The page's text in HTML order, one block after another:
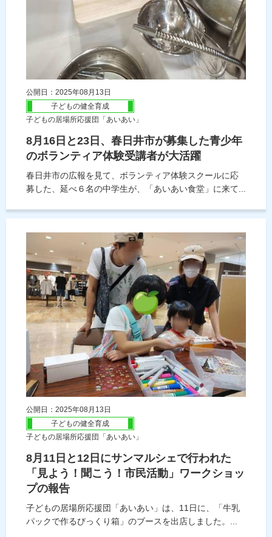
公開日：2025年08月13日
子どもの健全育成
子どもの居場所応援団「あいあい」
8月16日と23日、春日井市が募集した青少年
のボランティア体験受講者が大活躍
春日井市の広報を見て、ボランティア体験スクールに応
募した、延べ６名の中学生が、「あいあい食堂」に来て...
公開日：2025年08月13日
子どもの健全育成
子どもの居場所応援団「あいあい」
8月11日と12日にサンマルシェで行われた
「見よう！聞こう！市民活動」ワークショッ
プの報告
子どもの居場所応援団「あいあい」は、11日に、「牛乳
パックで作るびっくり箱」のブースを出店しました。...